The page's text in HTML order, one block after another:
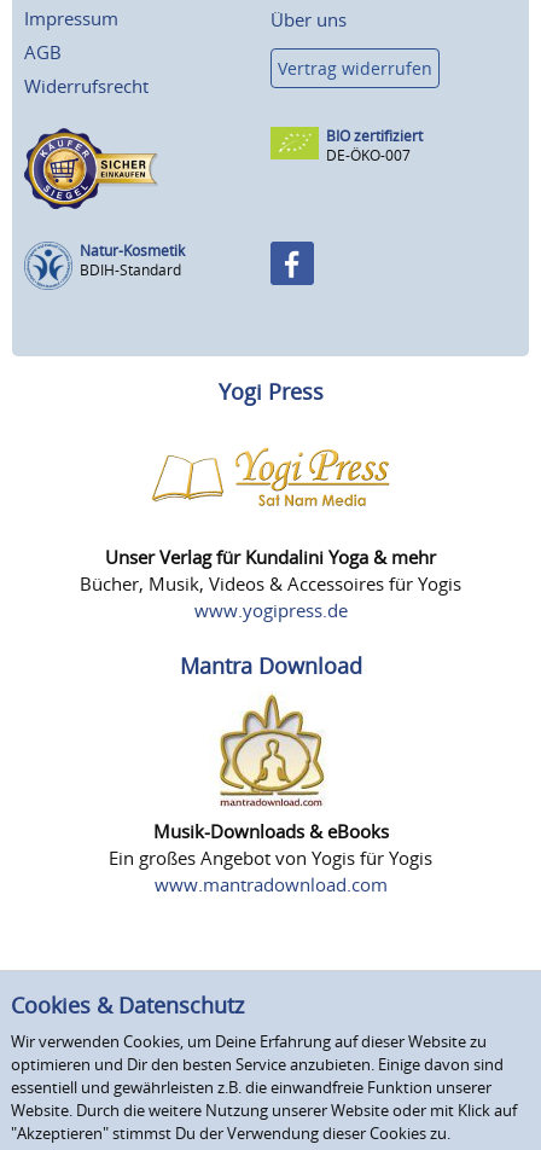
Impressum
AGB
Widerrufsrecht
Über uns
Vertrag widerrufen
BIO zertifiziert
DE-ÖKO-007
Natur-Kosmetik
BDIH-Standard
Yogi Press
Unser Verlag für Kundalini Yoga & mehr
Bücher, Musik, Videos & Accessoires für Yogis
www.yogipress.de
Mantra Download
Musik-Downloads & eBooks
Ein großes Angebot von Yogis für Yogis
www.mantradownload.com
Cookies & Datenschutz
Wir verwenden Cookies, um Deine Erfahrung auf dieser Website zu
optimieren und Dir den besten Service anzubieten. Einige davon sind
essentiell und gewährleisten z.B. die einwandfreie Funktion unserer
Website. Durch die weitere Nutzung unserer Website oder mit Klick auf
"Akzeptieren" stimmst Du der Verwendung dieser Cookies zu.